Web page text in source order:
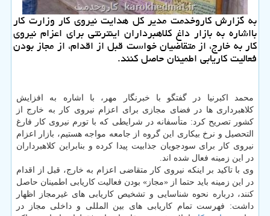
به گزارش كاروخدمت مدیر كل هدایت نیروی كار وزارت كار
بااشاره به بازار داغ كلاهبرداران اینترنتی برای اعزام نیروی
كار به خارج، از متقاضیان خواست قبل از اقدام، از مجاز بودن
فعالیت كاریابی اطمینان حاصل كنند.
محمد اكبرنیا در گفتگو با خبرنگار مهر، با اشاره به افزایش
كلاهبرداری ها در فضای مجازی برای اعزام نیروی كار به خارج از
كشور تصریح كرد: متأسفانه در شرایطی كه با تورم نیروی كار فارغ
التحصیل و نرخ بیكاری این گروه از جامعه مواجه هستیم، بازار اعزام
نیروی كار برای سودجویان جذابیت پیدا كرده و بنابراین كلاهبرداران
در این زمینه فعال شده اند.
وی با تاكید بر اینكه نیروی كار متقاضی اعزام به خارج، قبل از اقدام
در این زمینه باید حتما از «مجاز» بودن فعالیت كاریابی اطمینان حاصل
كنند، درباره نحوه شناسایی و تشخیص كاریابی های غیرمجاز اظهار
داشت: فهرست تمام كاریابی های بین المللی و داخلی مجاز در